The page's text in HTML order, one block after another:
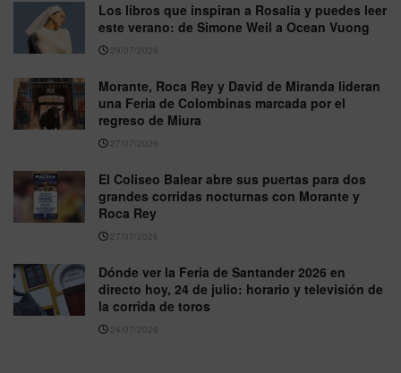
Los libros que inspiran a Rosalía y puedes leer
este verano: de Simone Weil a Ocean Vuong
29/07/2026
Morante, Roca Rey y David de Miranda lideran
una Feria de Colombinas marcada por el
regreso de Miura
27/07/2026
El Coliseo Balear abre sus puertas para dos
grandes corridas nocturnas con Morante y
Roca Rey
27/07/2026
Dónde ver la Feria de Santander 2026 en
directo hoy, 24 de julio: horario y televisión de
la corrida de toros
24/07/2026